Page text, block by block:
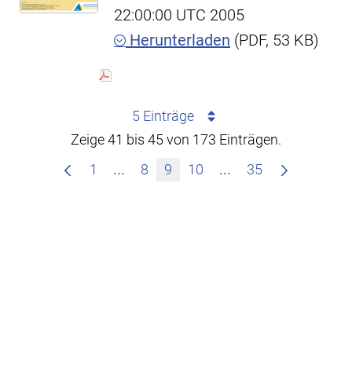
22:00:00 UTC 2005
Herunterladen (PDF, 53 KB)
5 Einträge
Zeige 41 bis 45 von 173 Einträgen.
1
... Zwischenseiten Navigieren mit
8 9 10 ... Zwischenseiten
35